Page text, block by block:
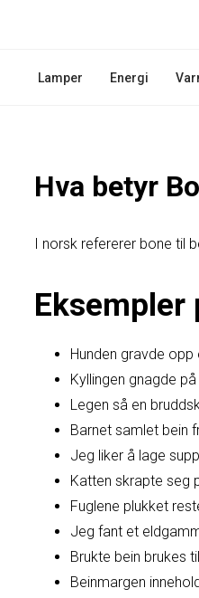
Lamper Energi
Hva betyr
I norsk refererer bone til
Eksempler
Hunden gravde opp
Kyllingen gnagde
Legen så en
Barnet samlet bein
Jeg liker å lage
Katten skrapte seg
Fuglene plukket
Jeg fant et
Brukte bein brukes
Beinmargen